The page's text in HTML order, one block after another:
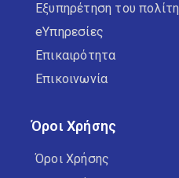
Εξυπηρέτηση του πολίτη
eΥπηρεσίες
Επικαιρότητα
Επικοινωνία
Όροι Χρήσης
Όροι Χρήσης